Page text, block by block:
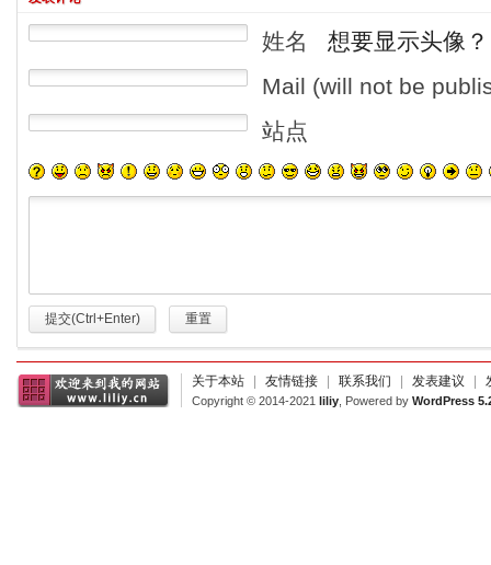
姓名
想要显示头像？
Mail (will not be
站点
提交(Ctrl+Enter) 重置
关于本站 | 友情链接 | 联系我们 | 发表建议 |
Copyright © 2014-2021 liliy , Powered by WordPress